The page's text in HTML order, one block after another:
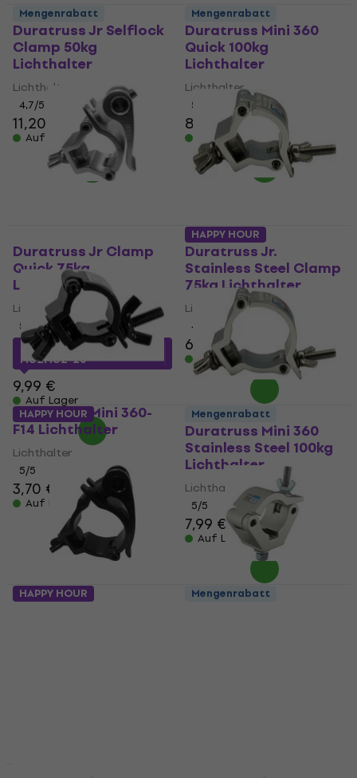
Duratruss Jr Selflock
Clamp 50kg
Lichthalter
Lichthalter
4,7/5
11,20 €
Auf Lager
Duratruss Mini 360
Quick 100kg
Lichthalter
Lichthalter
5
8,09 €
Auf Lager
Mengenrabatt
Duratruss Jr Clamp
Quick 75kg
Lichthalter
Lichthalter
5 /5
7,50 €mit dem Code
MUZMUZ-20
9,99 €
Auf Lager
Mengenrabatt
Duratruss Jr.
Stainless Steel Clamp
75kg Lichthalter
Lichthalter
4,9
6,20 €
Auf Lager
Duratruss Mini 360-
F14 Lichthalter
Lichthalter
5/5
3,70 €
Auf Lager
HAPPY HOUR
Duratruss Mini 360
Stainless Steel 100kg
Lichthalter
Lichthalter
5/5
7,99 €
Auf Lager
HAPPY HOUR Mengenrabatt
HAPPY HOUR Mengenrabatt